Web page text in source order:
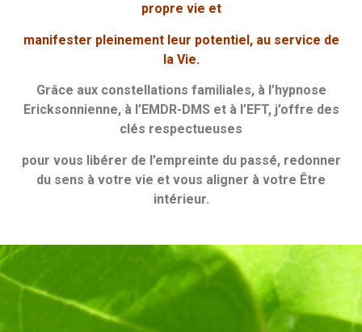
propre vie et
manifester pleinement leur potentiel, au service de
la Vie.
Grâce aux constellations familiales, à l’hypnose
Ericksonnienne, à l’EMDR-DMS et à l’EFT, j’offre des
clés respectueuses
pour vous libérer de l’empreinte du passé, redonner
du sens à votre vie et vous aligner à votre Être
intérieur.